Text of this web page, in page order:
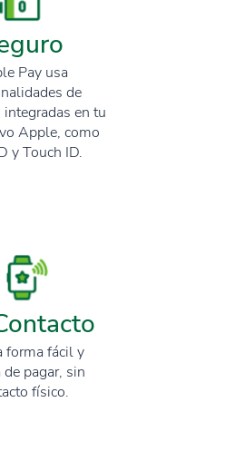
Pay usa
de
en tu
Apple, como
y Touch ID.
forma fácil y
de pagar, sin
físico.